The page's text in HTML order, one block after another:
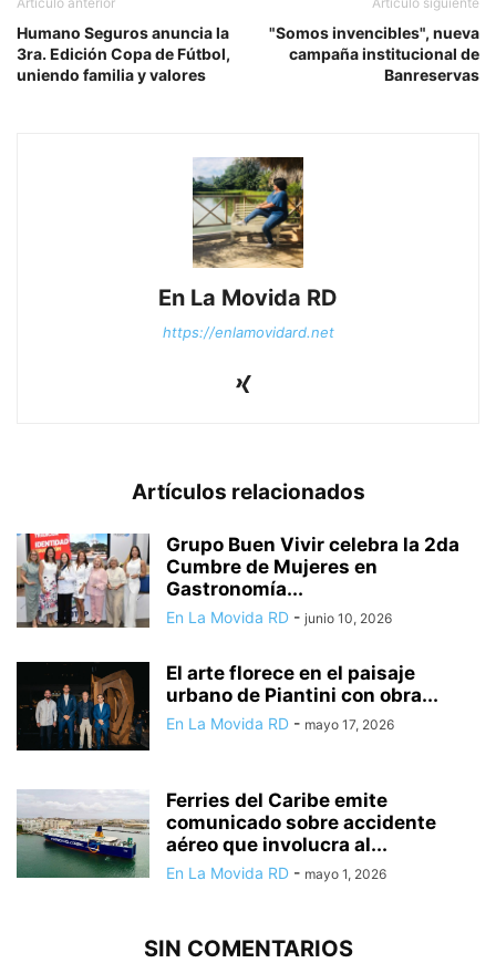
Humano Seguros anuncia la
3ra. Edición Copa de Fútbol,
uniendo familia y valores
"Somos invencibles", nueva
campaña institucional de
Banreservas
En La Movida RD
https://enlamovidard.net
Artículos relacionados
Grupo Buen Vivir celebra la 2da
Cumbre de Mujeres en
Gastronomía...
En La Movida RD - junio 10, 2026
El arte florece en el paisaje
urbano de Piantini con obra...
En La Movida RD - mayo 17, 2026
Ferries del Caribe emite
comunicado sobre accidente
aéreo que involucra al...
En La Movida RD - mayo 1, 2026
SIN COMENTARIOS